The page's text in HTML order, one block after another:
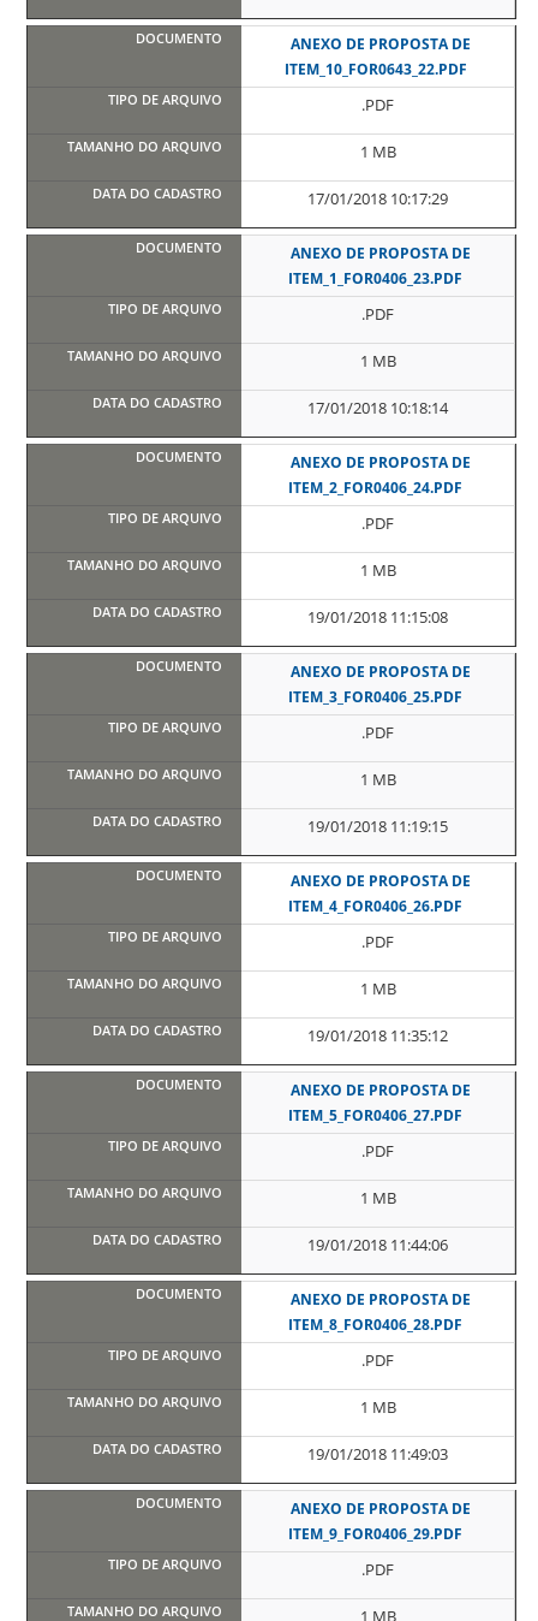
ANEXO DE PROPOSTA DE
ITEM_10_FOR0643_22.PDF
.PDF
1 MB
17/01/2018 10:17:29
ANEXO DE PROPOSTA DE
ITEM_1_FOR0406_23.PDF
.PDF
1 MB
17/01/2018 10:18:14
ANEXO DE PROPOSTA DE
ITEM_2_FOR0406_24.PDF
.PDF
1 MB
19/01/2018 11:15:08
ANEXO DE PROPOSTA DE
ITEM_3_FOR0406_25.PDF
.PDF
1 MB
19/01/2018 11:19:15
ANEXO DE PROPOSTA DE
ITEM_4_FOR0406_26.PDF
.PDF
1 MB
19/01/2018 11:35:12
ANEXO DE PROPOSTA DE
ITEM_5_FOR0406_27.PDF
.PDF
1 MB
19/01/2018 11:44:06
ANEXO DE PROPOSTA DE
ITEM_8_FOR0406_28.PDF
.PDF
1 MB
19/01/2018 11:49:03
ANEXO DE PROPOSTA DE
ITEM_9_FOR0406_29.PDF
.PDF
1 MB